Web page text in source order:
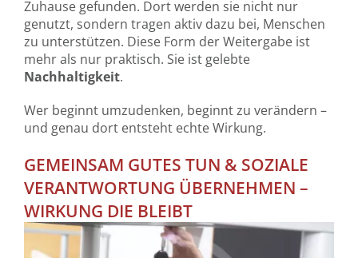
Zuhause gefunden. Dort werden sie nicht nur
genutzt, sondern tragen aktiv dazu bei, Menschen
zu unterstützen. Diese Form der Weitergabe ist
mehr als nur praktisch. Sie ist gelebte
Nachhaltigkeit.
Wer beginnt umzudenken, beginnt zu verändern –
und genau dort entsteht echte Wirkung.
GEMEINSAM GUTES TUN & SOZIALE
VERANTWORTUNG ÜBERNEHMEN –
WIRKUNG DIE BLEIBT